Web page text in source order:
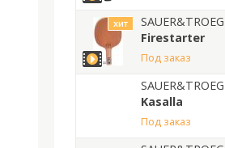
хит
Firestarter
под заказ
Kasalla
под заказ